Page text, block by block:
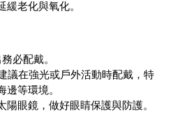
緩老化與氧化。
必配戴。
議在強光或戶外活動時配戴，特
邊等環境。
陽眼鏡，做好眼睛保護與防護。